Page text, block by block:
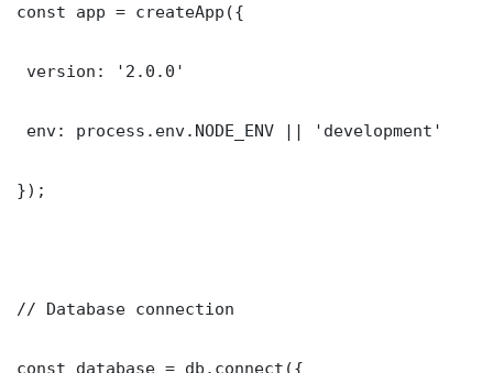
const app = createApp({
version: '2.0.0'
env: process.env.NODE_ENV || 'development'
});
// Database connection
const database = db.connect({